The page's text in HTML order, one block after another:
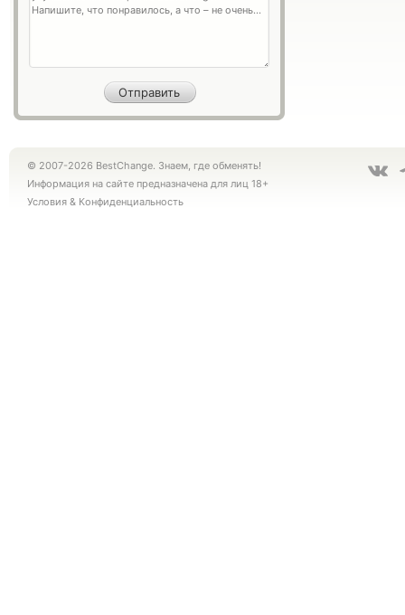
© 2007-2026 BestChange. Знаем, где обменять!
Информация на сайте предназначена для лиц 18+
Условия & Конфиденциальность